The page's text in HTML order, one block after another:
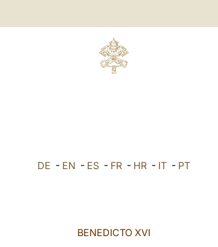
DE - EN - ES- FR- HR- IT- PT
BENEDICTO XVI